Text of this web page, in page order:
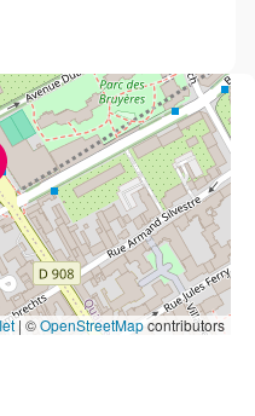
| ©OpenStreetMapcontributors